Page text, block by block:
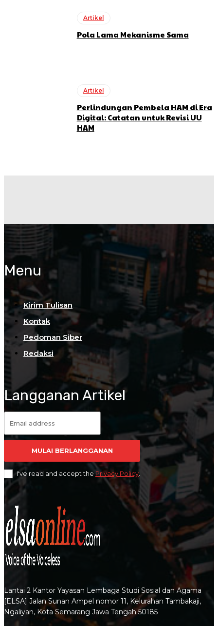
Artikel
Pola Lama Mekanisme Sama
Artikel
Perlindungan Pembela HAM di Era
Digital: Catatan untuk Revisi UU
HAM
Lantai 2 Kantor Yayasan Lembaga Studi Sosial dan Agama
[ELSA] Jalan Sunan Ampel nomor 11, Kelurahan Tambakaji,
Ngaliyan, Kota Semarang Jawa Tengah 50185
Langganan Artikel
MULAI BERLANGGANAN
I've read and accept thePrivacy Policy.
Menu
Kirim Tulisan
Kontak
Pedoman Siber
Redaksi